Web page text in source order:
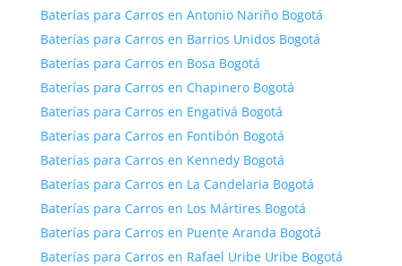
Baterías para Carros en Antonio Nariño Bogotá
Baterías para Carros en Barrios Unidos Bogotá
Baterías para Carros en Bosa Bogotá
Baterías para Carros en Chapinero Bogotá
Baterías para Carros en Engativá Bogotá
Baterías para Carros en Fontibón Bogotá
Baterías para Carros en Kennedy Bogotá
Baterías para Carros en La Candelaria Bogotá
Baterías para Carros en Los Mártires Bogotá
Baterías para Carros en Puente Aranda Bogotá
Baterías para Carros en Rafael Uribe Uribe Bogotá